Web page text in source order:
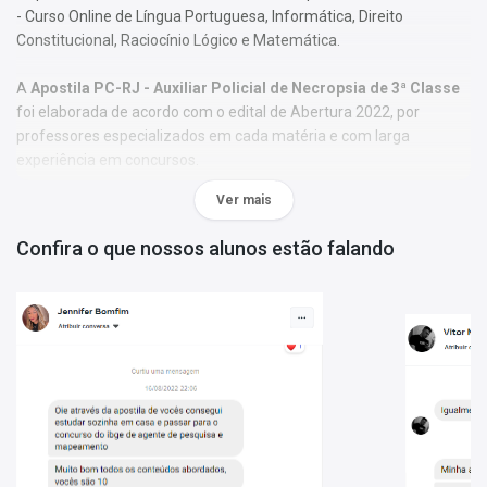
- Curso Online de Língua Portuguesa, Informática, Direito
Constitucional, Raciocínio Lógico e Matemática.
A Apostila PC-RJ - Auxiliar Policial de Necropsia de 3ª Classe
foi elaborada de acordo com o edital de Abertura 2022, por
professores especializados em cada matéria e com larga
experiência em concursos.
O conteúdo foi organizado, visando uma fácil assimilação do
aprendizagem.
Características:
- Material;
- Possui exercícios de fixação gabaritados ao final de cada
- Materiais digitais para reforçar a sua preparação;
- Apostila elaborada por professores especializados em
concursos.
Ver mais
Confira o que nossos alunos estão falando